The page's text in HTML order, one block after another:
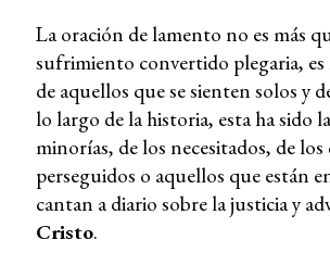
La oración de lamento no es más
sufrimiento convertido plegaria, es
de aquellos que se sienten solos y
lo largo de la historia, esta ha sido
minorías, de los necesitados, de los
perseguidos o aquellos que están
cantan a diario sobre la justicia y
Cristo.